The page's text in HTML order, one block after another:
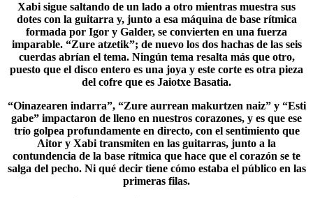
Xabi sigue saltando de un lado a otro mientras muestra sus
dotes con la guitarra y, junto a esa máquina de base rítmica
formada por Igor y Galder, se convierten en una fuerza
imparable. “Zure atzetik”; de nuevo los dos hachas de las seis
cuerdas abrían el tema. Ningún tema resalta más que otro,
puesto que el disco entero es una joya y este corte es otra pieza
del cofre que es Jaiotxe Basatia.
“Oinazearen indarra”, “Zure aurrean makurtzen naiz” y “Esti
gabe” impactaron de lleno en nuestros corazones, y es que ese
trío golpea profundamente en directo, con el sentimiento que
Aitor y Xabi transmiten en las guitarras, junto a la
contundencia de la base rítmica que hace que el corazón se te
salga del pecho. Ni qué decir tiene cómo estaba el público en las
primeras filas.